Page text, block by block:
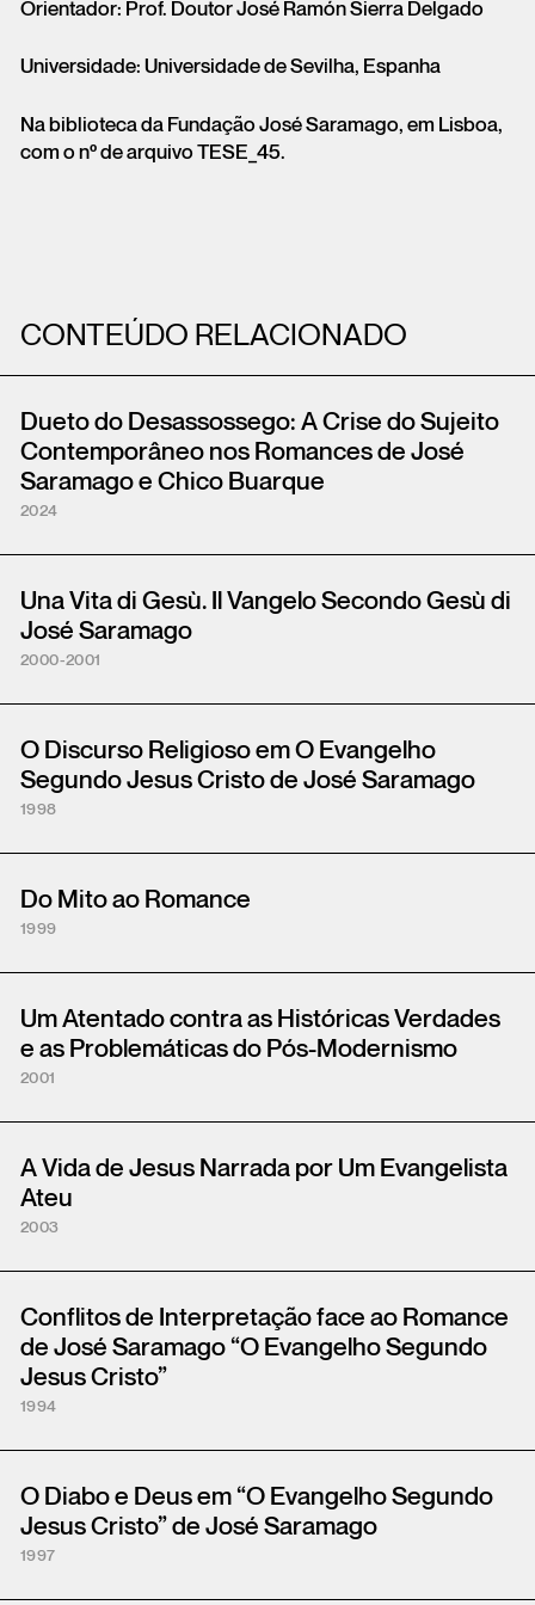
Orientador: Prof. Doutor José Ramón Sierra Delgado
Universidade: Universidade de Sevilha, Espanha
Na biblioteca da Fundação José Saramago, em Lisboa,
com o nº de arquivo TESE_45.
CONTEÚDO RELACIONADO
Dueto do Desassossego: A Crise do Sujeito
Contemporâneo nos Romances de José
Saramago e Chico Buarque
2024
Una Vita di Gesù. Il Vangelo Secondo Gesù di
José Saramago
2000-2001
O Discurso Religioso em O Evangelho
Segundo Jesus Cristo de José Saramago
1998
Do Mito ao Romance
1999
Um Atentado contra as Históricas Verdades
e as Problemáticas do Pós-Modernismo
2001
A Vida de Jesus Narrada por Um Evangelista
Ateu
2003
Conflitos de Interpretação face ao Romance
de José Saramago “O Evangelho Segundo
Jesus Cristo”
1994
O Diabo e Deus em “O Evangelho Segundo
Jesus Cristo” de José Saramago
1997